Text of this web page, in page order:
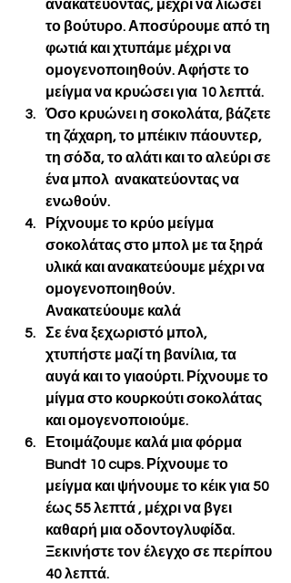
ανακατεύοντας, μέχρι να λιώσει
το βούτυρο. Αποσύρουμε από τη
φωτιά και χτυπάμε μέχρι να
ομογενοποιηθούν. Αφήστε το
μείγμα να κρυώσει για 10 λεπτά.
Όσο κρυώνει η σοκολάτα, βάζετε
τη ζάχαρη, το μπέικιν πάουντερ,
τη σόδα, το αλάτι και το αλεύρι σε
ένα μπολ  ανακατεύοντας να
ενωθούν.
Ρίχνουμε το κρύο μείγμα
σοκολάτας στο μπολ με τα ξηρά
υλικά και ανακατεύουμε μέχρι να
ομογενοποιηθούν.
Ανακατεύουμε καλά
Σε ένα ξεχωριστό μπολ,
χτυπήστε μαζί τη βανίλια, τα
αυγά και το γιαούρτι. Ρίχνουμε το
μίγμα στο κουρκούτι σοκολάτας
και ομογενοποιούμε.
Ετοιμάζουμε καλά μια φόρμα
Bundt 10 cups. Ρίχνουμε το
μείγμα και ψήνουμε το κέικ για 50
έως 55 λεπτά , μέχρι να βγει
καθαρή μια οδοντογλυφίδα.
Ξεκινήστε τον έλεγχο σε περίπου
40 λεπτά.